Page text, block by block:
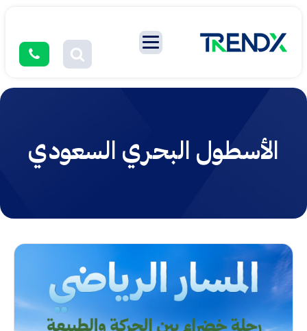
الأسطول البحري السعودي